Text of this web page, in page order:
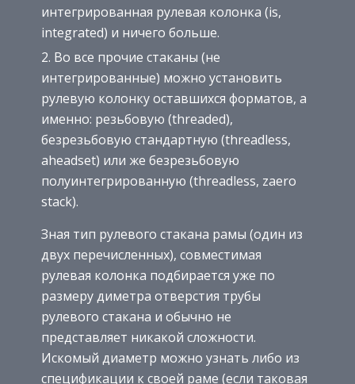
интегрированная рулевая колонка (is,
integrated) и ничего больше.
Во все прочие стаканы (не
интегрированные) можно установить
рулевую колонку оставшихся форматов, а
именно: резьбовую (threaded),
безрезьбовую стандартную (threadless,
aheadset) или же безрезьбовую
полуинтегрированную (threadless, zaero
stack).
Зная тип рулевого стакана рамы (один из
двух перечисленных), совместимая
рулевая колонка подбирается уже по
размеру диметра отверстия трубы
рулевого стакана и обычно не
представляет никакой сложности.
Искомый диаметр можно узнать либо из
спецификации к своей раме (если таковая